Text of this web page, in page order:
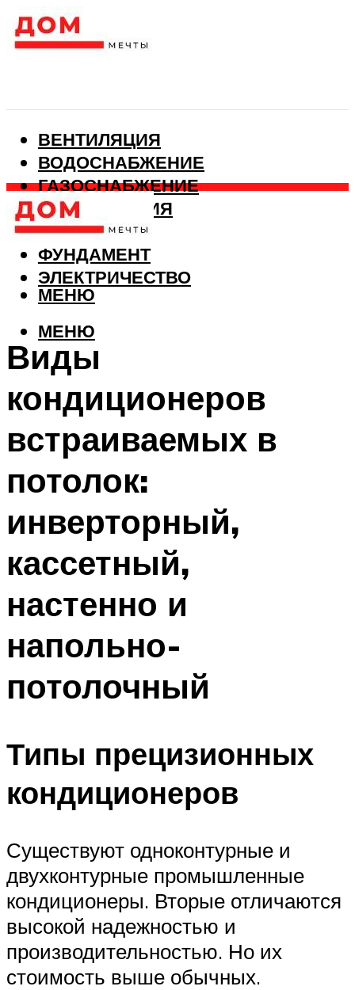
ВЕНТИЛЯЦИЯ
ВОДОСНАБЖЕНИЕ
ГАЗОСНАБЖЕНИЕ
КАНАЛИЗАЦИЯ
ОТОПЛЕНИЕ
ФУНДАМЕНТ
ЭЛЕКТРИЧЕСТВО
МЕНЮ
МЕНЮ
Виды
кондиционеров
встраиваемых в
потолок:
инверторный,
кассетный,
настенно и
напольно-
потолочный
Типы прецизионных
кондиционеров
Существуют одноконтурные и
двухконтурные промышленные
кондиционеры. Вторые отличаются
высокой надежностью и
производительностью. Но их
стоимость выше обычных.